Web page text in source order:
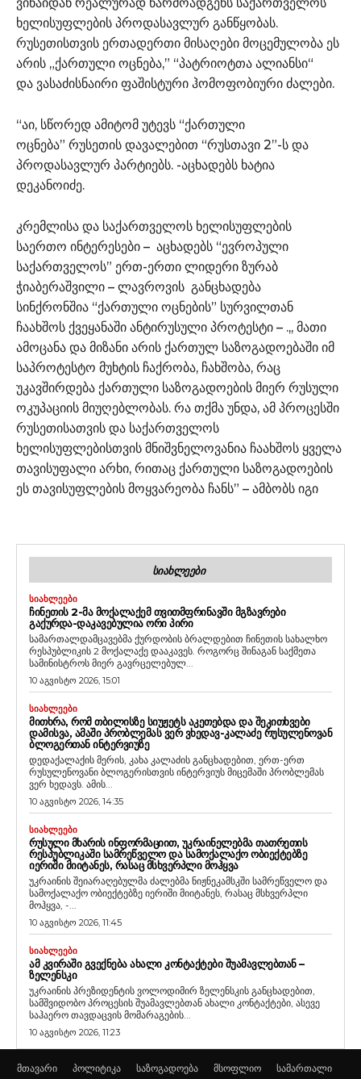
ხელისუფლების პროდასავლურ განწყობას.
რუსეთისთვის ერთადერთი მისაღები მოცემულობა ეს
არის „ქართული ოცნება,” “პატრიოტთა ალიანსი“
და ვასაძისნაირი ფაშისტური ჰომოფობიური ძალები.
“აი, სწორედ ამიტომ უტევს “ქართული
ოცნება” რუსეთის დავალებით “რუსთავი 2”-ს და
პროდასავლურ პარტიებს. -აცხადებს ხატია
დეკანოიძე.
კრემლისა და საქართველოს ხელისუფლების
საერთო ინტერესები – აცხადებს “ევროპული
საქართველოს” ერთ-ერთი ლიდერი ზურაბ
ჭიაბერაშვილი – ლავროვის განცხადება
სინქრონშია “ქართული ოცნების” სურვილთან
ჩაახშოს ქვეყანაში ანტირუსული პროტესტი – .,, მათი
ამოცანა და მიზანი არის ქართულ საზოგადოებაში იმ
საპროტესტო მუხტის ჩაქრობა, ჩახშობა, რაც
უკავშირდება ქართული საზოგადოების მიერ რუსული
ოკუპაციის მიუღებლობას. რა თქმა უნდა, ამ პროცესში
რუსეთისათვის და საქართველოს
ხელისუფლებისთვის მნიშვნელოვანია ჩაახშოს ყველა
თავისუფალი არხი, რითაც ქართული საზოგადოების
ეს თავისუფლების მოყვარეობა ჩანს” – ამბობს იგი
ᲡᲘᲐᲮᲚᲔᲔᲑᲘ
ᲡᲘᲐᲮᲚᲔᲔᲑᲘ
ᲩᲘᲜᲔᲗᲘᲡ 2-ᲛᲐ ᲛᲝᲥᲐᲚᲐᲥᲔᲛ ᲗᲕᲘᲗᲛᲤᲠᲘᲜᲐᲕᲨᲘ ᲛᲒᲖᲐᲕᲠᲔᲑᲘ
ᲒᲐᲥᲣᲠᲓᲐ-ᲓᲐᲙᲐᲕᲔᲑᲣᲚᲘᲐ ᲝᲠᲘ ᲞᲘᲠᲘ
სამართალდამცავებმა ქურდობის ბრალდებით ჩინეთის სახალხო
რესპუბლიკის 2 მოქალაქე დააკავეს. როგორც შინაგან საქმეთა
სამინისტროს მიერ გავრცელებულ...
10 აგვისტო 2026, 15:01
ᲡᲘᲐᲮᲚᲔᲔᲑᲘ
ᲛᲘᲗᲮᲠᲐ, ᲠᲝᲛ ᲗᲑᲘᲚᲘᲡᲖᲔ ᲡᲘᲣᲟᲔᲢᲡ ᲐᲙᲔᲗᲔᲑᲓᲐ ᲓᲐ ᲨᲔᲙᲘᲗᲮᲕᲔᲑᲘ
ᲓᲐᲛᲘᲡᲕᲐ, ᲐᲛᲐᲨᲘ ᲞᲠᲝᲑᲚᲔᲛᲐᲡ ᲕᲔᲠ ᲕᲮᲔᲓᲐᲕ-ᲙᲐᲚᲐᲫᲔ ᲠᲣᲡᲣᲚᲔᲜᲝᲕᲐᲜ
ᲑᲚᲝᲒᲔᲠᲗᲐᲜ ᲘᲜᲢᲔᲠᲕᲘᲣᲖᲔ
დედაქალაქის მერის, კახა კალაძის განცხადებით, ერთ-ერთ
რუსულენოვანი ბლოგერისთვის ინტერვიუს მიცემაში პრობლემას
ვერ ხედავს. ამის...
10 აგვისტო 2026, 14:35
ᲡᲘᲐᲮᲚᲔᲔᲑᲘ
ᲠᲣᲡᲣᲚᲘ ᲛᲮᲐᲠᲘᲡ ᲘᲜᲤᲝᲠᲛᲐᲪᲘᲘᲗ, ᲣᲙᲠᲐᲘᲜᲔᲚᲔᲑᲛᲐ ᲗᲐᲗᲠᲔᲗᲘᲡ
ᲠᲔᲡᲞᲣᲑᲚᲘᲙᲐᲨᲘ ᲡᲐᲛᲠᲔᲬᲕᲔᲚᲝ ᲓᲐ ᲡᲐᲛᲝᲥᲐᲚᲐᲥᲝ ᲝᲑᲘᲔᲥᲢᲔᲑᲖᲔ
ᲘᲔᲠᲘᲨᲘ ᲛᲘᲘᲢᲐᲜᲔᲡ, ᲠᲐᲡᲐᲪ ᲛᲡᲮᲕᲔᲠᲞᲚᲘ ᲛᲝᲰᲧᲕᲐ
უკრაინის შეიარაღებულმა ძალებმა ნიჟნეკამსკში სამრეწველო და
სამოქალაქო ობიექტებზე იერიში მიიტანეს, რასაც მსხვერპლი
მოჰყვა, -...
10 აგვისტო 2026, 11:45
ᲡᲘᲐᲮᲚᲔᲔᲑᲘ
ᲐᲛ ᲙᲕᲘᲠᲐᲨᲘ ᲒᲕᲔᲥᲜᲔᲑᲐ ᲐᲮᲐᲚᲘ ᲙᲝᲜᲢᲐᲥᲢᲔᲑᲘ ᲨᲣᲐᲛᲐᲕᲚᲔᲑᲗᲐᲜ –
ᲖᲔᲚᲔᲜᲡᲙᲘ
უკრაინის პრეზიდენტის ვოლოდიმირ ზელენსკის განცხადებით,
სამშვიდობო პროცესის შუამავლებთან ახალი კონტაქტები, ასევე
საჰაერო თავდაცვის მომარაგების...
10 აგვისტო 2026, 11:23
მთავარი პოლიტიკა საზოგადოება მსოფლიო
სამართალი